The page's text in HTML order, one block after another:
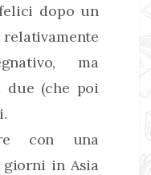
dopo un
ma
due (che poi
con una
giorni in Asia